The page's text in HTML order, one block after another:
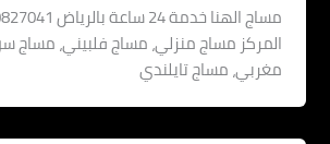
المركز مساج منزلي، مساج فلبيني، مساج
مغربي، مساج تايلندي